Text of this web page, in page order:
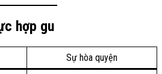
hợp gu
Sự hòa quyện